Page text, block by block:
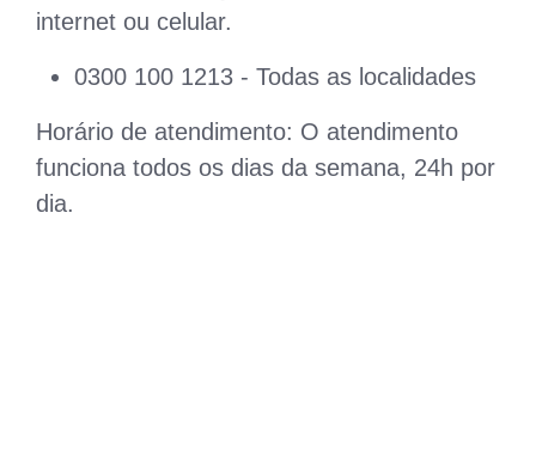
internet ou celular.
0300 100 1213 - Todas as localidades
Horário de atendimento: O atendimento
funciona todos os dias da semana, 24h por
dia.